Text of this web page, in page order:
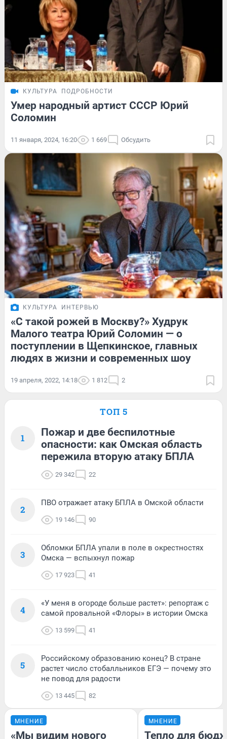
КУЛЬТУРА ПОДРОБНОСТИ
Умер народный артист СССР Юрий
Соломин
11 января, 2024, 16:20 1 669 Обсудить
КУЛЬТУРА ИНТЕРВЬЮ
«С такой рожей в Москву?» Худрук
Малого театра Юрий Соломин — о
поступлении в Щепкинское, главных
людях в жизни и современных шоу
19 апреля, 2022, 14:18 1 812 2
ТОП 5
1
Пожар и две беспилотные
опасности: как Омская область
пережила вторую атаку БПЛА
29 342 22
2
ПВО отражает атаку БПЛА в Омской области
19 146 90
3
Обломки БПЛА упали в поле в окрестностях
Омска — вспыхнул пожар
17 923 41
4
«У меня в огороде больше растет»: репортаж с
самой провальной «Флоры» в истории Омска
13 599 41
5
Российскому образованию конец? В стране
растет число стобалльников ЕГЭ — почему это
не повод для радости
13 445 82
МНЕНИЕ
«Мы видим нового
МНЕНИЕ
Тепло для